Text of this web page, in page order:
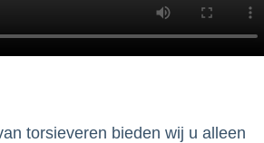
torsieveren bieden wij u alleen